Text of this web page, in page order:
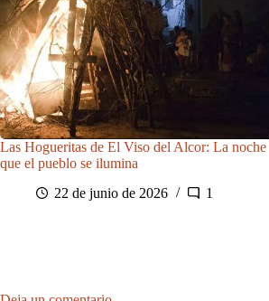
Las Hogueritas de El Viso del Alcor: La noche
que el pueblo se ilumina
22 de junio de 2026
1